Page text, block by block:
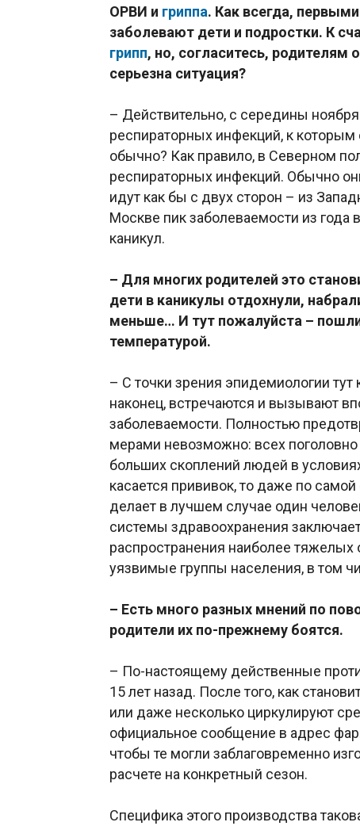
ОРВИ и гриппа. Как всегда,
заболевают дети и подростки. К
грипп, но, согласитесь, родителям
серьезна ситуация?
– Действительно, с середины
респираторных инфекций, к которым
обычно? Как правило, в Северном
респираторных инфекций. Обычно
идут как бы с двух сторон – из
Москве пик заболеваемости из года
каникул.
– Для многих родителей это
дети в каникулы отдохнули,
меньше… И тут пожалуйста –
температурой.
– С точки зрения эпидемиологии тут
наконец, встречаются и вызывают
заболеваемости. Полностью
мерами невозможно: всех
больших скоплений людей в
касается прививок, то даже по
делает в лучшем случае один
системы здравоохранения
распространения наиболее
уязвимые группы населения, в том
– Есть много разных мнений по
родители их по-прежнему боятся.
– По-настоящему действенные
15 лет назад. После того, как
или даже несколько циркулируют
официальное сообщение в адрес
чтобы те могли заблаговременно
расчете на конкретный сезон.
Специфика этого производства